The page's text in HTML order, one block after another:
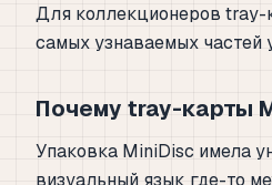
Для коллекционеров tray-
самых узнаваемых частей
Почему tray-карты
Упаковка MiniDisc имела
визуальный язык где-то